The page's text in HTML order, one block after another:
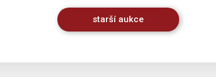
starší aukce